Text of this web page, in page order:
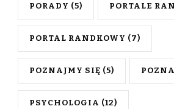
PORADY (5) PORTALE
PORTAL RANDKOWY (7)
POZNAJMY SIĘ (5)
PSYCHOLOGIA (12)